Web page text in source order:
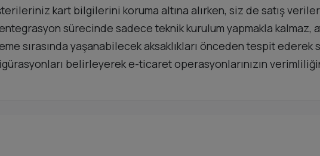
kart bilgilerini koruma altına alırken, siz de satış
sürecinde sadece teknik kurulum yapmakla kalmaz,
yaşanabilecek aksaklıkları önceden tespit ederek
belirleyerek e-ticaret operasyonlarınızın verimliliğini